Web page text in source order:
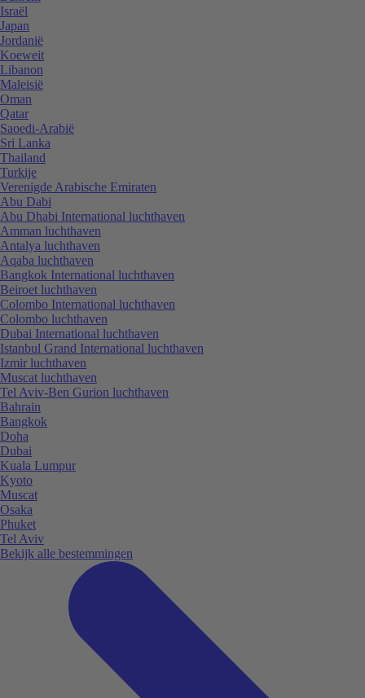
Israël
Japan
Jordanië
Koeweit
Libanon
Maleisië
Oman
Qatar
Saoedi-Arabië
Sri Lanka
Thailand
Turkije
Verenigde Arabische Emiraten
Abu Dabi
Abu Dhabi International luchthaven
Amman luchthaven
Antalya luchthaven
Aqaba luchthaven
Bangkok International luchthaven
Beiroet luchthaven
Colombo International luchthaven
Colombo luchthaven
Dubai International luchthaven
Istanbul Grand International luchthaven
Izmir luchthaven
Muscat luchthaven
Tel Aviv-Ben Gurion luchthaven
Bahrain
Bangkok
Doha
Dubai
Kuala Lumpur
Kyoto
Muscat
Osaka
Phuket
Tel Aviv
Bekijk alle bestemmingen